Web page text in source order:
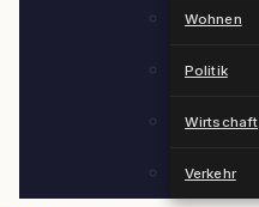
Wohnen
Politik
Wirtschaft
Verkehr